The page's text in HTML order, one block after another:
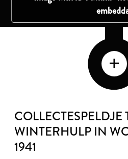
COLLECTESPELDJE
WINTERHULP IN
1941